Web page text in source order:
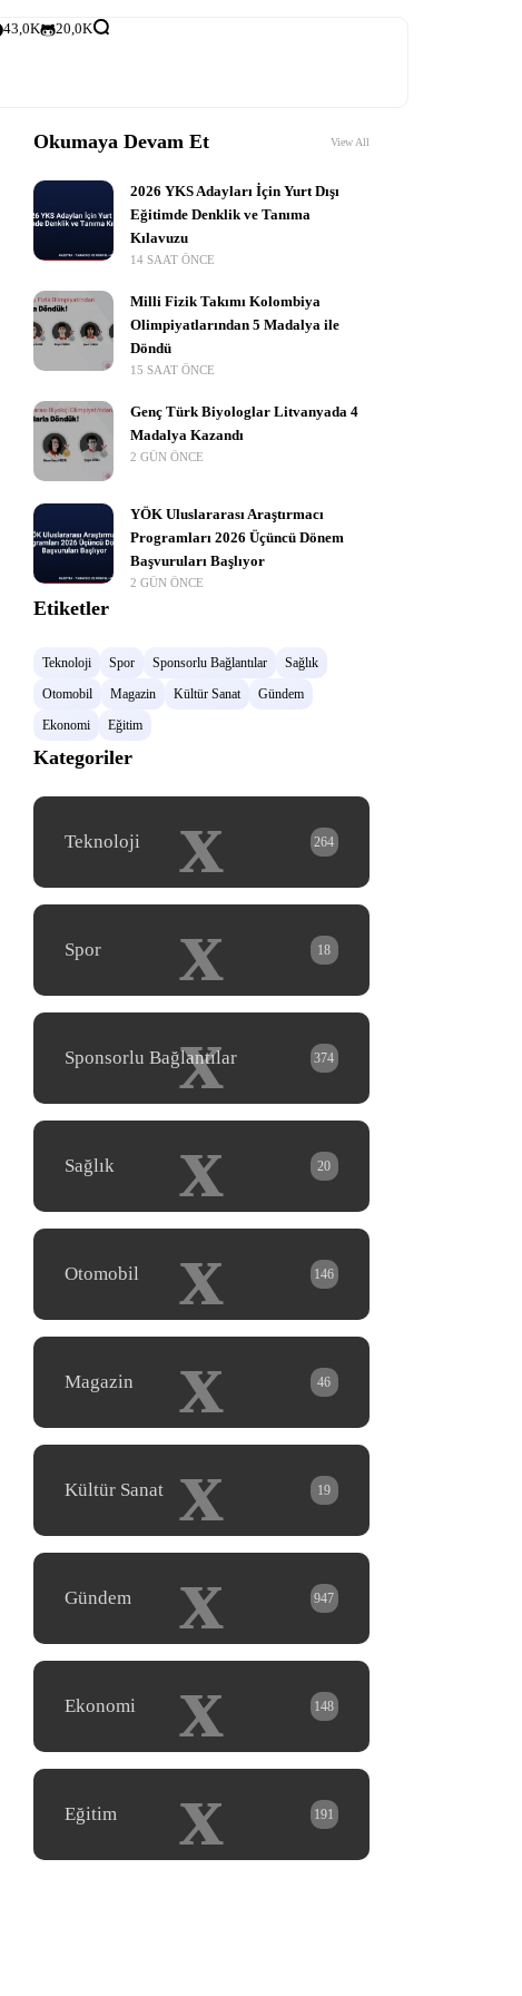
43,0K 20,0K
Okumaya Devam Et View All
2026 YKS Adayları İçin Yurt Dışı
Eğitimde Denklik ve Tanıma
Kılavuzu
14 SAAT ÖNCE
Milli Fizik Takımı Kolombiya
Olimpiyatlarından 5 Madalya ile
Döndü
15 SAAT ÖNCE
Genç Türk Biyologlar Litvanyada 4
Madalya Kazandı
2 GÜN ÖNCE
YÖK Uluslararası Araştırmacı
Programları 2026 Üçüncü Dönem
Başvuruları Başlıyor
2 GÜN ÖNCE
Etiketler
Teknoloji Spor Sponsorlu Bağlantılar
Sağlık
Otomobil
Magazin Kültür Sanat
Gündem
Ekonomi
Eğitim
Kategoriler
x
Teknoloji 264
x
Spor 18
x
Sponsorlu Bağlantılar 374
x
Sağlık 20
x
Otomobil 146
x
Magazin 46
x
Kültür Sanat 19
x
Gündem 947
x
Ekonomi 148
x
Eğitim 191